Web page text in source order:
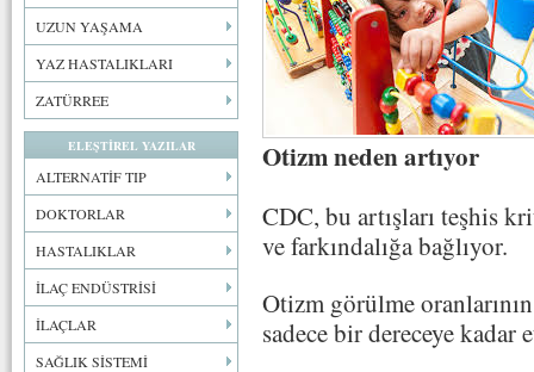
UZUN YAŞAMA
YAZ HASTALIKLARI
ZATÜRREE
ELEŞTİREL YAZILAR
ALTERNATİF TIP
DOKTORLAR
HASTALIKLAR
İLAÇ ENDÜSTRİSİ
İLAÇLAR
SAĞLIK SİSTEMİ
Otizm neden artıyor
CDC, bu artışları teşhis
ve farkındalığa bağlıyor.
Otizm görülme
sadece bir dereceye